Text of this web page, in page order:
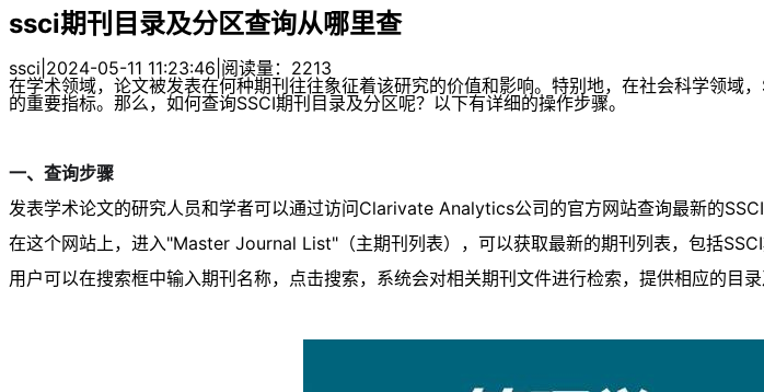
ssci期刊目录及分区查询从哪里查
ssci 2024-05-11 11:23:46 阅读量：2213
在学术领域，论文被发表在何种期刊往往象征着该研究的价值和影响。特别地，在社会科学领
的重要指标。那么，如何查询SSCI期刊目录及分区呢？以下有详细的操作步骤。
一、查询步骤
发表学术论文的研究人员和学者可以通过访问Clarivate Analytics公司的官方网站查询最新的SSCI
在这个网站上，进入"Master Journal List"（主期刊列表），可以获取最新的期刊列表，包括SSCI
用户可以在搜索框中输入期刊名称，点击搜索，系统会对相关期刊文件进行检索，提供相应的目录